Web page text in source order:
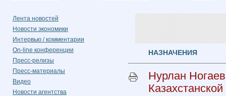
Лента новостей
Новости экономики
Интервью / комментарии
On-line конференции
Пресс-релизы
Пресс-материалы
Видео
Новости агентства
НАЗНАЧЕНИЯ
Нурлан